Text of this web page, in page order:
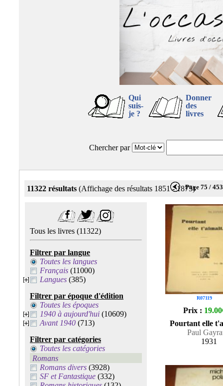
Qui
suis-
je ?
Donner
des
livres
Chercher par
11322 résultats (Affichage des résultats 1851 - 1875)Page 75 / 453
Tous les livres (11322)
Filtrer par langue
Toutes les langues
Français (11000)
Langues (385)
Filtrer par époque d'édition
Toutes les époques
1940 à aujourd'hui (10609)
Avant 1940 (713)
Filtrer par catégories
Toutes les catégories
Romans
Romans divers (3928)
SF et Fantastique (332)
R07119
Prix :
Pourtant elle
Paul
1931